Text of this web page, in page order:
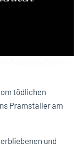
tödlichen
Pramstaller am
und